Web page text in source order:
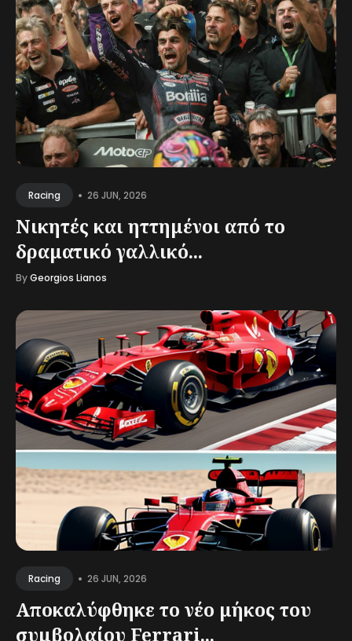
Racing • 26 JUN, 2026
Νικητές και ηττημένοι από το
δραματικό γαλλικό...
ByGeorgios Lianos
Racing • 26 JUN, 2026
Αποκαλύφθηκε το νέο μήκος του
συμβολαίου Ferrari...